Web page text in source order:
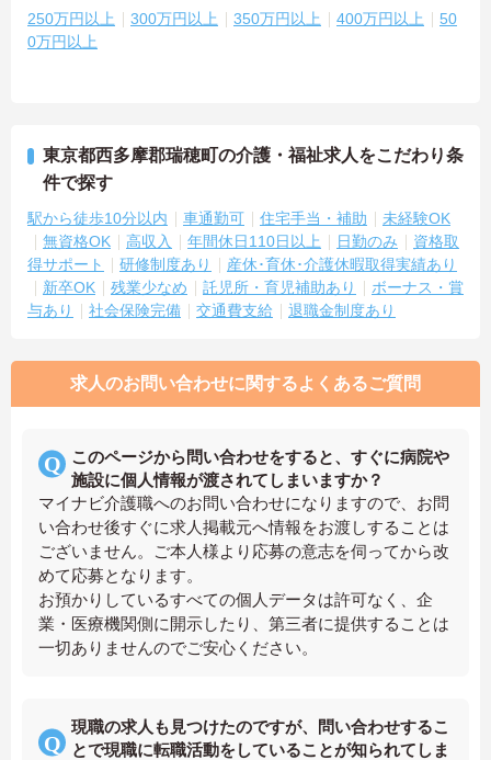
250万円以上 300万円以上 350万円以上 400万円以上
50
0万円以上
東京都西多摩郡瑞穂町の介護・福祉求人をこだわり条
件で探す
駅から徒歩10分以内 車通勤可 住宅手当・補助
未経験OK
無資格OK
高収入 年間休日110日以上 日勤のみ
資格取
得サポート
研修制度あり
産休･育休･介護休暇取得実績あり
新卒OK
残業少なめ 託児所・育児補助あり
ボーナス・賞
与あり
社会保険完備 交通費支給 退職金制度あり
求人のお問い合わせに関するよくあるご質問
このページから問い合わせをすると、すぐに病院や
施設に個人情報が渡されてしまいますか？
マイナビ介護職へのお問い合わせになりますので、お問
い合わせ後すぐに求人掲載元へ情報をお渡しすることは
ございません。ご本人様より応募の意志を伺ってから改
めて応募となります。
お預かりしているすべての個人データは許可なく、企
業・医療機関側に開示したり、第三者に提供することは
一切ありませんのでご安心ください。
現職の求人も見つけたのですが、問い合わせするこ
とで現職に転職活動をしていることが知られてしま